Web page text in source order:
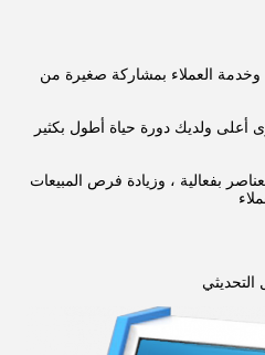
العملاء بمشاركة صغيرة من
ولديك دورة حياة أطول بكثير
بفعالية ، وزيادة فرص المبيعات
التحديثي